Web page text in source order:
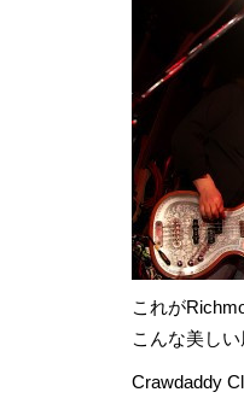
これが
こんな美し
Crawdaddy